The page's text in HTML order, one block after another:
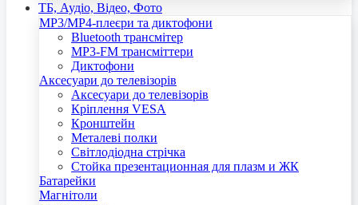
ТБ, Аудіо, Відео, Фото
MP3/MP4-плеєри та диктофони
Bluetooth трансмітер
MP3-FM трансміттери
Диктофони
Аксесуари до телевізорів
Аксесуари до телевізорів
Кріплення VESA
Кронштейн
Металеві полки
Світлодіодна стрічка
Стойка презентационная для плазм и ЖК
Батарейки
Магнітоли